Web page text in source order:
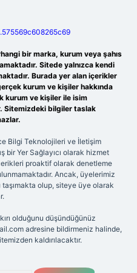
bir marka, kurum veya şahıs
Sitede yalnızca kendi
Burada yer alan içerikler
kurum ve kişiler hakkında
kurum ve kişiler ile isim
Sitemizdeki bilgiler taslak
Bilgi Teknolojileri ve İletişim
bir Yer Sağlayıcı olarak hizmet
proaktif olarak denetleme
Ancak, üyelerimiz
olup, siteye üye olarak
olduğunu düşündüğünüz
adresine bildirmeniz halinde,
kaldırılacaktır.